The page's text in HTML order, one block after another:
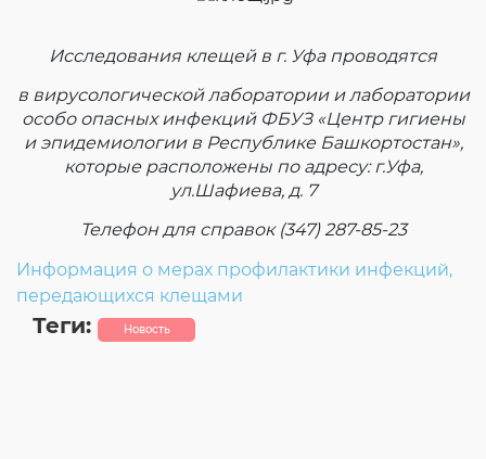
Исследования клещей в г. Уфа проводятся
в вирусологической лаборатории и лаборатории
особо опасных инфекций ФБУЗ «Центр гигиены
и эпидемиологии в Республике Башкортостан»,
которые расположены по адресу: г.Уфа,
ул.Шафиева, д. 7
Телефон для справок (347) 287-85-23
Информация о мерах профилактики инфекций,
передающихся клещами
Теги: Новость